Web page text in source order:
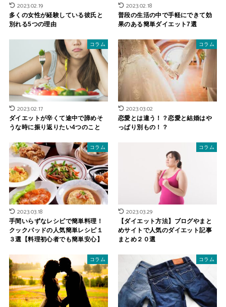
2023.02.19
多くの女性が経験している彼氏と
別れる5つの理由
2023.02.18
普段の生活の中で手軽にできて効
果のある簡単ダイエット7選
コラム
2023.02.17
ダイエットが辛くて途中で諦めそ
うな時に振り返りたい4つのこと
コラム
2023.03.02
恋愛とは違う！？恋愛と結婚はや
っぱり別もの！？
コラム
2023.03.18
手間いらずなレシピで簡単料理！
クックパッドの人気簡単レシピ１
３選【料理初心者でも簡単安心】
コラム
2023.03.29
【ダイエット方法】ブログやまと
めサイトで人気のダイエット記事
まとめ２０選
コラム コラム